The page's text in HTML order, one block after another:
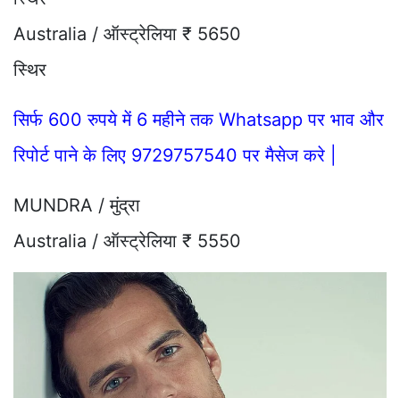
Australia / ऑस्ट्रेलिया ₹ 5650
स्थिर
सिर्फ 600 रुपये में 6 महीने तक Whatsapp पर भाव और
रिपोर्ट पाने के लिए 9729757540 पर मैसेज करे |
MUNDRA / मुंद्रा
Australia / ऑस्ट्रेलिया ₹ 5550